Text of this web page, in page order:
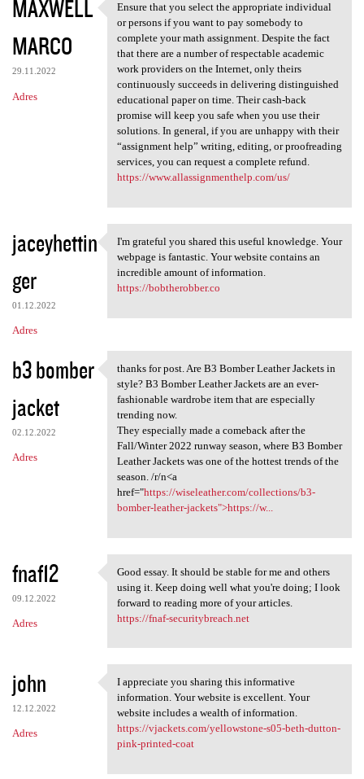
MAXWELL
MARCO
29.11.2022
Adres
Ensure that you select the
Ensure that you select the appropriate individual
or persons if you want to pay somebody to
complete your math assignment. Despite the fact
that there are a number of respectable academic
work providers on the Internet, only theirs
continuously succeeds in delivering distinguished
educational paper on time. Their cash-back
promise will keep you safe when you use their
solutions. In general, if you are unhappy with their
“assignment help” writing, editing, or proofreading
services, you can request a complete refund.
https://www.allassignmenthelp.com/us/
jaceyhettin
ger
01.12.2022
Adres
I'm grateful you shared this
I'm grateful you shared this useful knowledge. Your
webpage is fantastic. Your website contains an
incredible amount of information.
https://bobtherobber.co
b3 bomber
jacket
02.12.2022
Adres
thanks for post. Are B3
thanks for post. Are B3 Bomber Leather Jackets in
style? B3 Bomber Leather Jackets are an ever-
fashionable wardrobe item that are especially
trending now.
They especially made a comeback after the
Fall/Winter 2022 runway season, where B3 Bomber
Leather Jackets was one of the hottest trends of the
season. /r/n<a
href="https://wiseleather.com/collections/b3-
bomber-leather-jackets">https://w...
fnaf12
09.12.2022
Adres
Good essay. It should be
Good essay. It should be stable for me and others
using it. Keep doing well what you're doing; I look
forward to reading more of your articles.
https://fnaf-securitybreach.net
john
12.12.2022
Adres
I appreciate you sharing this
I appreciate you sharing this informative
information. Your website is excellent. Your
website includes a wealth of information.
https://vjackets.com/yellowstone-s05-beth-dutton-
pink-printed-coat